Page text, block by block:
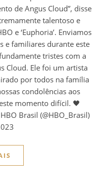
de Angus Cloud”, disse
talentoso e
e ‘Euphoria’. Enviamos
e familiares durante este
tristes com a
Cloud. Ele foi um artista
por todos na família
condolências aos
momento difícil. 🖤
Brasil (@HBO_Brasil)